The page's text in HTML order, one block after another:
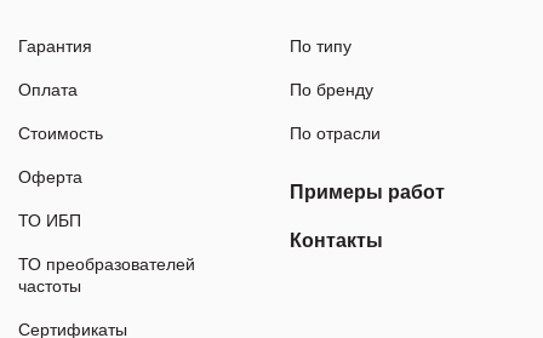
Гарантия
Оплата
Стоимость
Оферта
ТО ИБП
ТО преобразователей
частоты
Сертификаты
По типу
По бренду
По отрасли
Примеры работ
Контакты